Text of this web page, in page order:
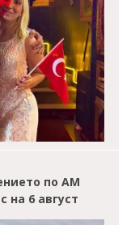
по АМ
на 6 август